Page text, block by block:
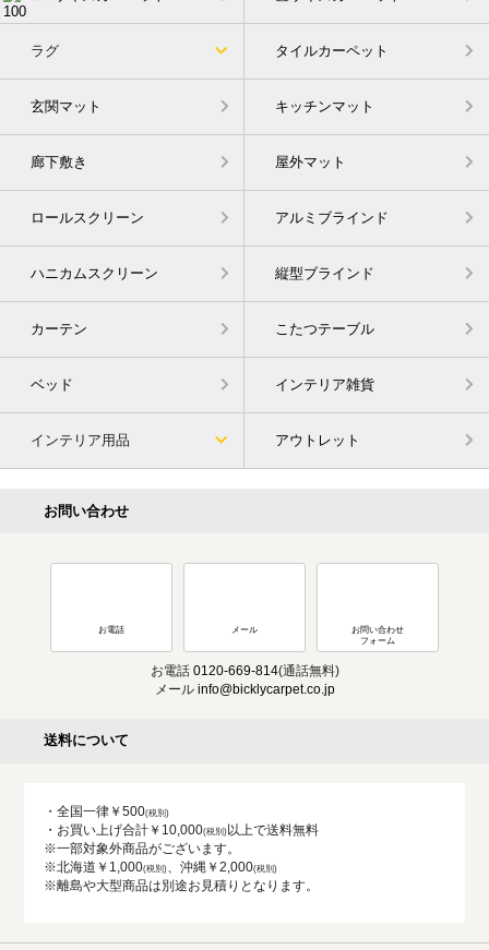
ラグ タイルカーペット
玄関マット キッチンマット
廊下敷き 屋外マット
ロールスクリーン アルミブラインド
ハニカムスクリーン 縦型ブラインド
カーテン こたつテーブル
ベッド インテリア雑貨
インテリア用品 アウトレット
お問い合わせ
お電話 メール
お問い合わせ
フォーム
お電話 0120-669-814(通話無料)
メール info@bicklycarpet.co.jp
送料について
・全国一律￥500
・お買い上げ合計￥10,000
以上で送料無料
※一部対象外商品がございます。
※北海道￥1,000
、沖縄￥2,000
※離島や大型商品は別途お見積りとなります。